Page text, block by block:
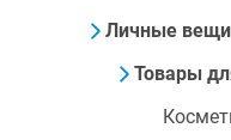
Личные вещи
Товары